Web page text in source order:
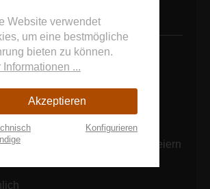
Mieteinheit
Lieferung/ Abholung durch
Fahrzeuge
wie auch kleinere Feiern
Website verwendet
um eine bestmögliche
bieten zu können.
Informationen ...
Akzeptieren
Konfigurieren